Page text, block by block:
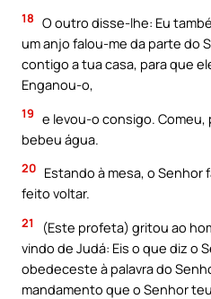
18 O outro disse-lhe: Eu
um anjo falou-me da parte do
contigo a tua casa, para que
Enganou-o,
19 e levou-o consigo. Comeu,
bebeu água.
20 Estando à mesa, o
feito voltar.
21
(Este profeta) gritou ao
vindo de Judá: Eis o que diz o
obedeceste à palavra do
mandamento que o Senhor